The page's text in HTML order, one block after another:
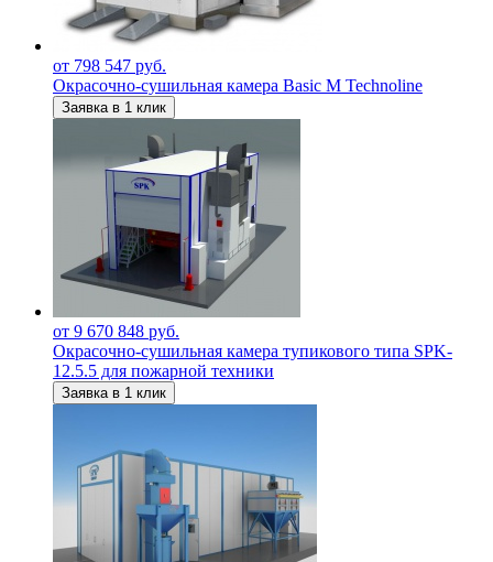
от 798 547 руб.
Окрасочно-сушильная камера Basic M Technoline
Заявка в 1 клик
от 9 670 848 руб.
Окрасочно-сушильная камера тупикового типа SPK-
12.5.5 для пожарной техники
Заявка в 1 клик